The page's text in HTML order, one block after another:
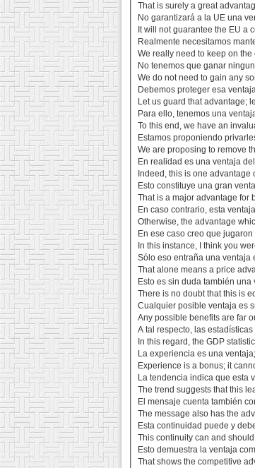
That is surely a great
No garantizará a la UE una
It will not guarantee the EU a
Realmente necesitamos
We really need to keep on the
No tenemos que ganar
We do not need to gain any
Debemos proteger esa
Let us guard that advantage;
Para ello, tenemos una
To this end, we have an
Estamos proponiendo
We are proposing to remove
En realidad es una ventaja
Indeed, this is one advantage
Esto constituye una gran
That is a major advantage for
En caso contrario, esta
Otherwise, the advantage
En ese caso creo que
In this instance, I think you
Sólo eso entraña una ventaja
That alone means a price
Esto es sin duda también
There is no doubt that this is
Cualquier posible ventaja es
Any possible benefits are far
A tal respecto, las
In this regard, the GDP
La experiencia es una
Experience is a bonus; it
La tendencia indica que esta
The trend suggests that this
El mensaje cuenta también
The message also has the
Esta continuidad puede y
This continuity can and
Esto demuestra la ventaja
That shows the competitive